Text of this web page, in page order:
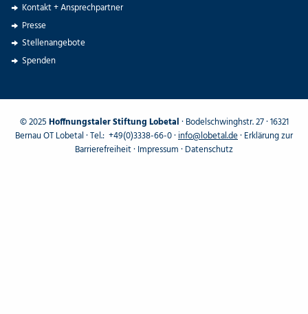
Kontakt + Ansprechpartner
Presse
Stellenangebote
Spenden
© 2025Hoffnungstaler Stiftung Lobetal· Bodelschwinghstr. 27 · 16321
Bernau OT Lobetal · Tel.: +49(0)3338-66-0 ·info@lobetal.de·Erklärung zur
Barrierefreiheit·Impressum·Datenschutz